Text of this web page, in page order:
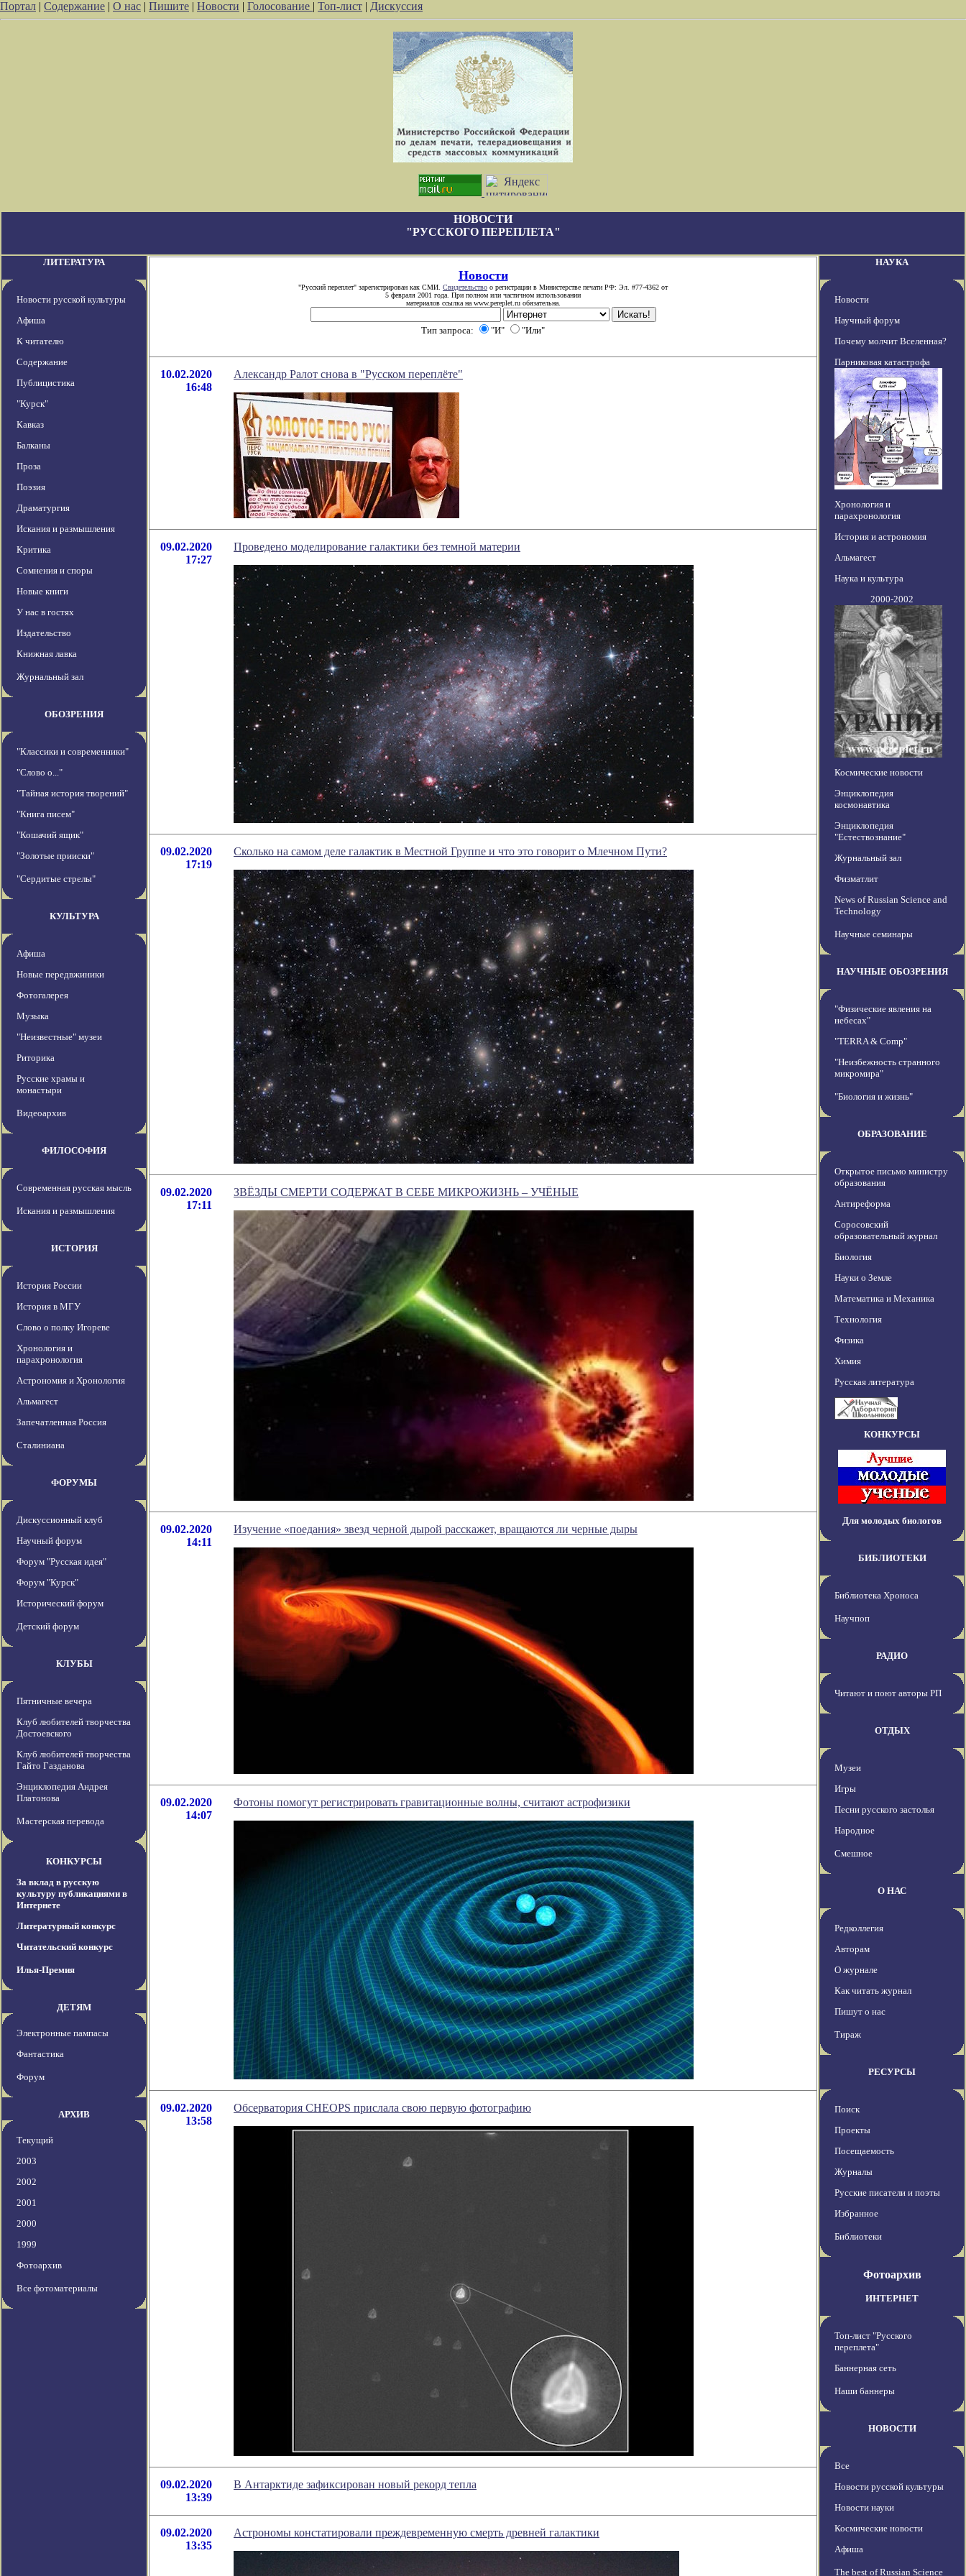
Портал | Содержание | О нас | Пишите | Новости | Голосование | Топ-лист | Дискуссия
НОВОСТИ
"РУССКОГО ПЕРЕПЛЕТА"
ЛИТЕРАТУРА
Новости русской культуры
Афиша
К читателю
Содержание
Публицистика
"Курск"
Кавказ
Балканы
Проза
Поэзия
Драматургия
Искания и размышления
Критика
Сомнения и споры
Новые книги
У нас в гостях
Издательство
Книжная лавка
Журнальный зал
ОБОЗРЕНИЯ
"Классики и современники"
"Слово о..."
"Тайная история творений"
"Книга писем"
"Кошачий ящик"
"Золотые прииски"
"Сердитые стрелы"
КУЛЬТУРА
Афиша
Новые передвжиники
Фотогалерея
Музыка
"Неизвестные" музеи
Риторика
Русские храмы и
монастыри
Видеоархив
ФИЛОСОФИЯ
Современная русская мысль
Искания и размышления
ИСТОРИЯ
История России
История в МГУ
Слово о полку Игореве
Хронология и
парахронология
Астрономия и Хронология
Альмагест
Запечатленная Россия
Сталиниана
ФОРУМЫ
Дискуссионный клуб
Научный форум
Форум "Русская идея"
Форум "Курск"
Исторический форум
Детский форум
КЛУБЫ
Пятничные вечера
Клуб любителей творчества
Достоевского
Клуб любителей творчества
Гайто Газданова
Энциклопедия Андрея
Платонова
Мастерская перевода
КОНКУРСЫ
За вклад в русскую
культуру публикациями в
Интернете
Литературный конкурс
Читательский конкурс
Илья-Премия
ДЕТЯМ
Электронные пампасы
Фантастика
Форум
АРХИВ
Текущий
2003
2002
2001
2000
1999
Фотоархив
Все фотоматериалы
Новости
"Русский переплет" зарегистрирован как СМИ. Свидетельство о регистрации в Министерстве печати РФ: Эл. #77-4362 от
5 февраля 2001 года. При полном или частичном использовании
материалов ссылка на www.pereplet.ru обязательна.
Тип запроса: "И" "Или"
10.02.2020
16:48
Александр Ралот снова в "Русском переплёте"
09.02.2020
17:27
Проведено моделирование галактики без темной материи
09.02.2020
17:19
Сколько на самом деле галактик в Местной Группе и что это говорит о Млечном Пути?
09.02.2020
17:11
ЗВЁЗДЫ СМЕРТИ СОДЕРЖАТ В СЕБЕ МИКРОЖИЗНЬ – УЧЁНЫЕ
09.02.2020
14:11
Изучение «поедания» звезд черной дырой расскажет, вращаются ли черные дыры
09.02.2020
14:07
Фотоны помогут регистрировать гравитационные волны, считают астрофизики
09.02.2020
13:58
Обсерватория CHEOPS прислала свою первую фотографию
09.02.2020
13:39
В Антарктиде зафиксирован новый рекорд тепла
09.02.2020
13:35
Астрономы констатировали преждевременную смерть древней галактики
НАУКА
Новости
Научный форум
Почему молчит Вселенная?
Парниковая катастрофа
Хронология и
парахронология
История и астрономия
Альмагест
Наука и культура
2000-2002
Космические новости
Энциклопедия
космонавтика
Энциклопедия
"Естествознание"
Журнальный зал
Физматлит
News of Russian Science and
Technology
Научные семинары
НАУЧНЫЕ ОБОЗРЕНИЯ
"Физические явления на
небесах"
"TERRA & Comp"
"Неизбежность странного
микромира"
"Биология и жизнь"
ОБРАЗОВАНИЕ
Открытое письмо министру
образования
Антиреформа
Соросовский
образовательный журнал
Биология
Науки о Земле
Математика и Механика
Технология
Физика
Химия
Русская литература
КОНКУРСЫ
Для молодых биологов
БИБЛИОТЕКИ
Библиотека Хроноса
Научпоп
РАДИО
Читают и поют авторы РП
ОТДЫХ
Музеи
Игры
Песни русского застолья
Народное
Смешное
О НАС
Редколлегия
Авторам
О журнале
Как читать журнал
Пишут о нас
Тираж
РЕСУРСЫ
Поиск
Проекты
Посещаемость
Журналы
Русские писатели и поэты
Избранное
Библиотеки
Фотоархив
ИНТЕРНЕТ
Топ-лист "Русского
переплета"
Баннерная сеть
Наши баннеры
НОВОСТИ
Все
Новости русской культуры
Новости науки
Космические новости
Афиша
The best of Russian Science